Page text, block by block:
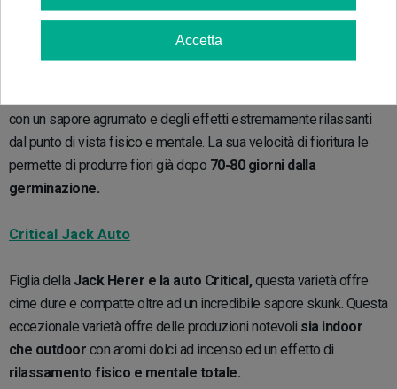
Critical 2.0 Auto di Silent Seedsè una pianta caratterizzata dalla
con un sapore agrumato e degli effetti estremamente rilassanti
dal punto di vista fisico e mentale. La sua velocità di fioritura le
permette di produrre fiori già dopo 70-80 giorni dalla
germinazione.
Critical Jack Auto
Figlia della Jack Herer e la auto Critical,questa varietà offre
cime dure e compatte oltre ad un incredibile sapore skunk. Questa
eccezionale varietà offre delle produzioni notevoli sia indoor
che outdoor con aromi dolci ad incenso ed un effetto di
rilassamento fisico e mentale totale.
Accetta